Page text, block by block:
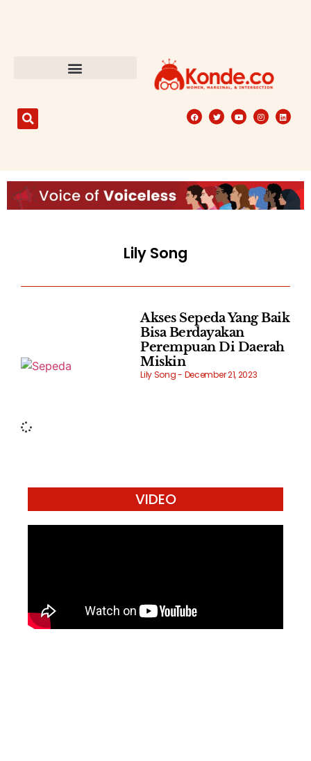
Lily Song
Akses Sepeda Yang Baik
Bisa Berdayakan
Perempuan Di Daerah
Miskin
Lily Song December 21, 2023
VIDEO